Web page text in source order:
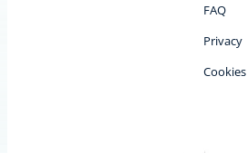
FAQ
Privacy
Cookies